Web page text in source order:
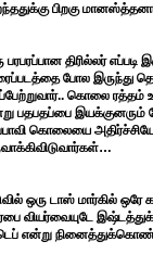
பிறகு
பரபரப்பான திரில்லர்
போல இருந்து
கொலை
பதபதப்பை இயக்குனரும்
கொலையை
ஒரு டாஸ் மார்கில்
வியர்வையுடே
என்று